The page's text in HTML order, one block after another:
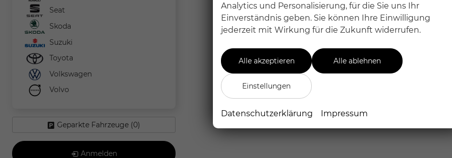
Seat
Skoda
Suzuki
Toyota
Volkswagen
Volvo
Geparkte Fahrzeuge (0)
Anmelden
Analytics und Personalisierung, für die Sie uns Ihr
Einverständnis geben. Sie können Ihre Einwilligung
jederzeit mit Wirkung für die Zukunft widerrufen.
Alle akzeptieren Alle ablehnen
Einstellungen
Datenschutzerklärung Impressum